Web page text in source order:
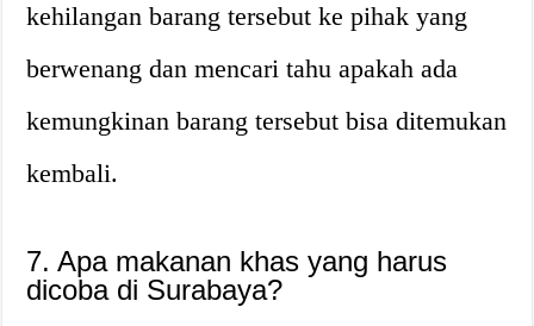
kehilangan barang tersebut ke pihak yang
berwenang dan mencari tahu apakah ada
kemungkinan barang tersebut bisa ditemukan
kembali.
7. Apa makanan khas yang harus
dicoba di Surabaya?